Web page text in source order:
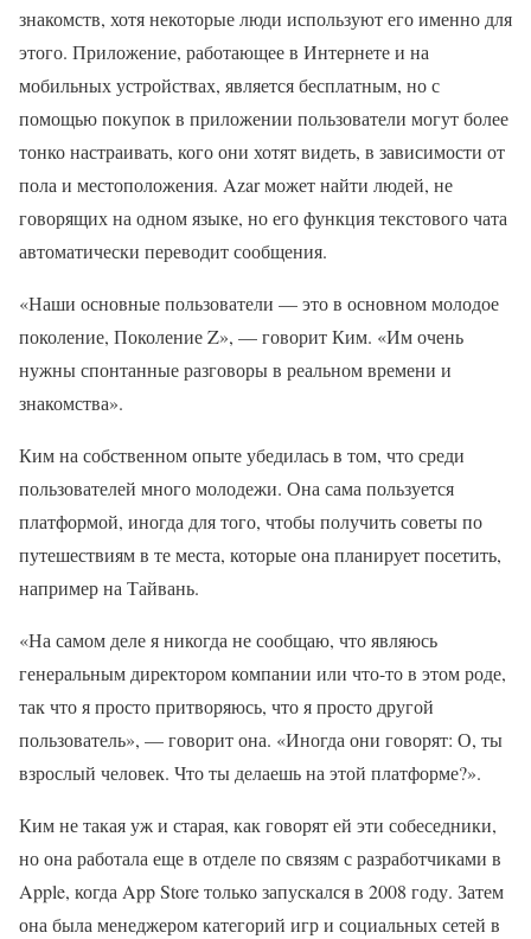
знакомств, хотя некоторые люди используют его именно для
этого. Приложение, работающее в Интернете и на
мобильных устройствах, является бесплатным, но с
помощью покупок в приложении пользователи могут более
тонко настраивать, кого они хотят видеть, в зависимости от
пола и местоположения. Azar может найти людей, не
говорящих на одном языке, но его функция текстового чата
автоматически переводит сообщения.
«Наши основные пользователи — это в основном молодое
поколение, Поколение Z», — говорит Ким. «Им очень
нужны спонтанные разговоры в реальном времени и
знакомства».
Ким на собственном опыте убедилась в том, что среди
пользователей много молодежи. Она сама пользуется
платформой, иногда для того, чтобы получить советы по
путешествиям в те места, которые она планирует посетить,
например на Тайвань.
«На самом деле я никогда не сообщаю, что являюсь
генеральным директором компании или что-то в этом роде,
так что я просто притворяюсь, что я просто другой
пользователь», — говорит она. «Иногда они говорят: О, ты
взрослый человек. Что ты делаешь на этой платформе?».
Ким не такая уж и старая, как говорят ей эти собеседники,
но она работала еще в отделе по связям с разработчиками в
Apple, когда App Store только запускался в 2008 году. Затем
она была менеджером категорий игр и социальных сетей в